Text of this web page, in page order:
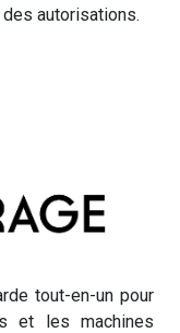
autorisations.
tout-en-un pour
et les machines